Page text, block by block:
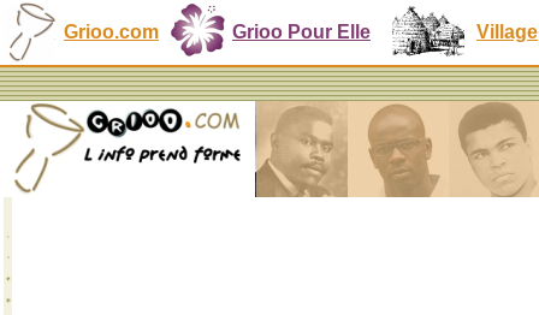
Grioo.com Grioo Pour Elle Village